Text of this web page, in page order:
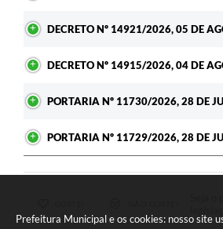
Prefeitura Municipal e os cookies: nosso site
DECRETO Nº 14921/2026, 05 DE
DECRETO Nº 14915/2026, 04 DE
PORTARIA Nº 11730/2026, 28 DE
PORTARIA Nº 11729/2026, 28 DE